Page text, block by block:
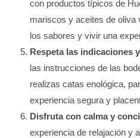
con productos típicos de
mariscos y aceites de oliva
los sabores y vivir una
Respeta las indicaciones
las instrucciones de las
realizas catas enológica,
experiencia segura y
Disfruta con calma y
experiencia de relajación y